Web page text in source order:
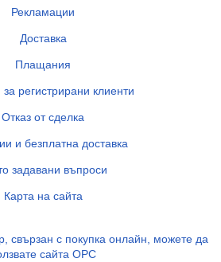
Рекламации
Доставка
Плащания
регистрирани клиенти
Отказ от сделка
и безплатна доставка
задавани въпроси
Карта на сайта
свързан с покупка онлайн, можете да
сайта ОРС